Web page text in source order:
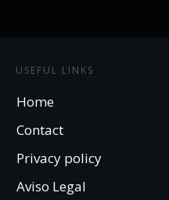
USEFUL LINKS
Home
Contact
Privacy policy
Aviso Legal